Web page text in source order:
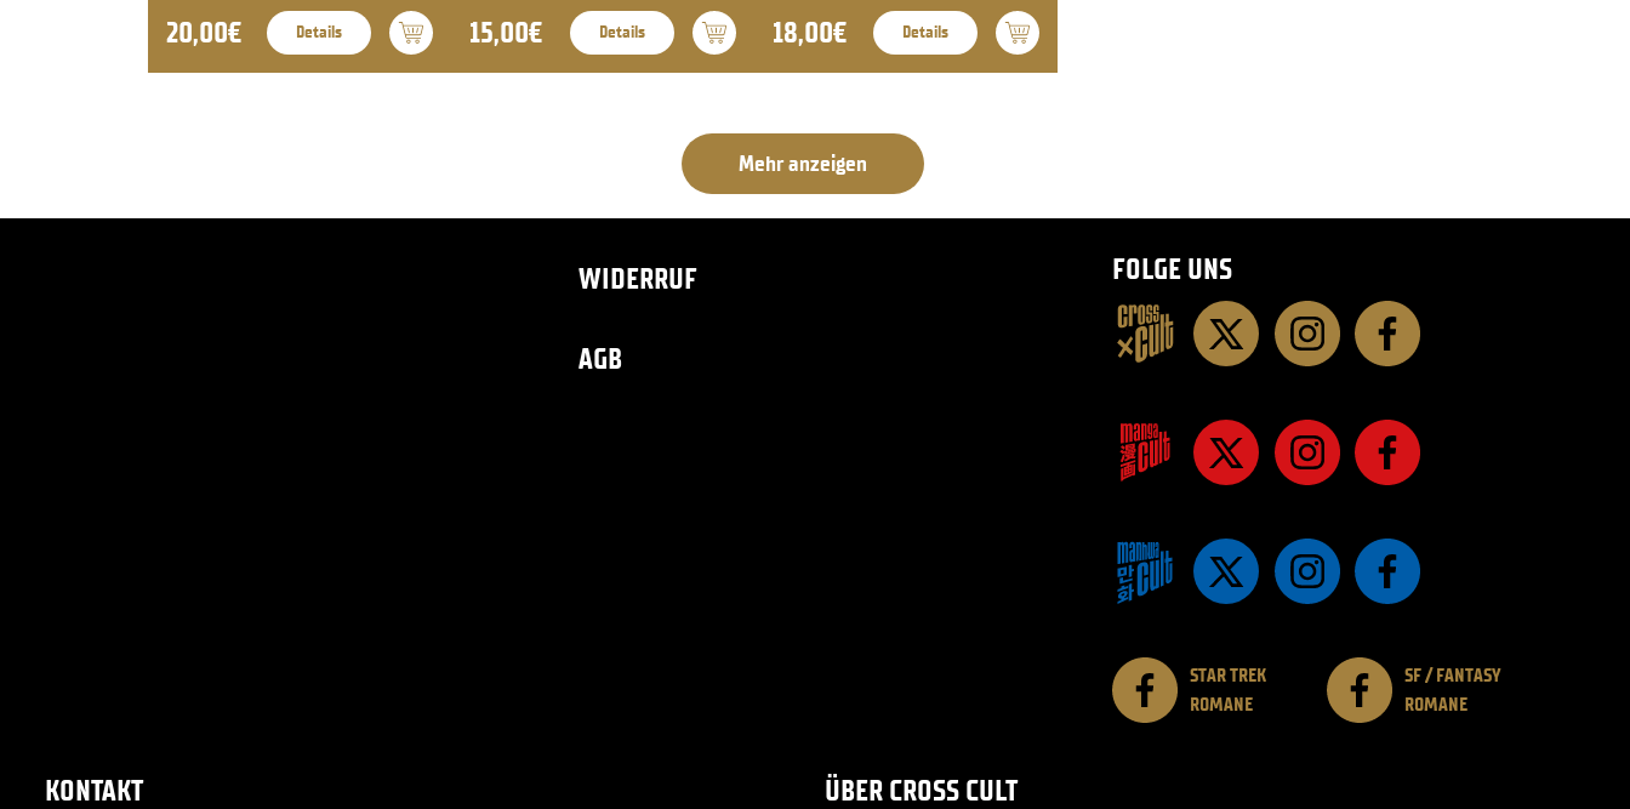
20,00€ Details 15,00€ Details 18,00€ Details
Mehr anzeigen
WIDERRUF
AGB
FOLGE UNS
STAR TREK
ROMANE
SF / FANTASY
ROMANE
KONTAKT
ÜBER CROSS CULT